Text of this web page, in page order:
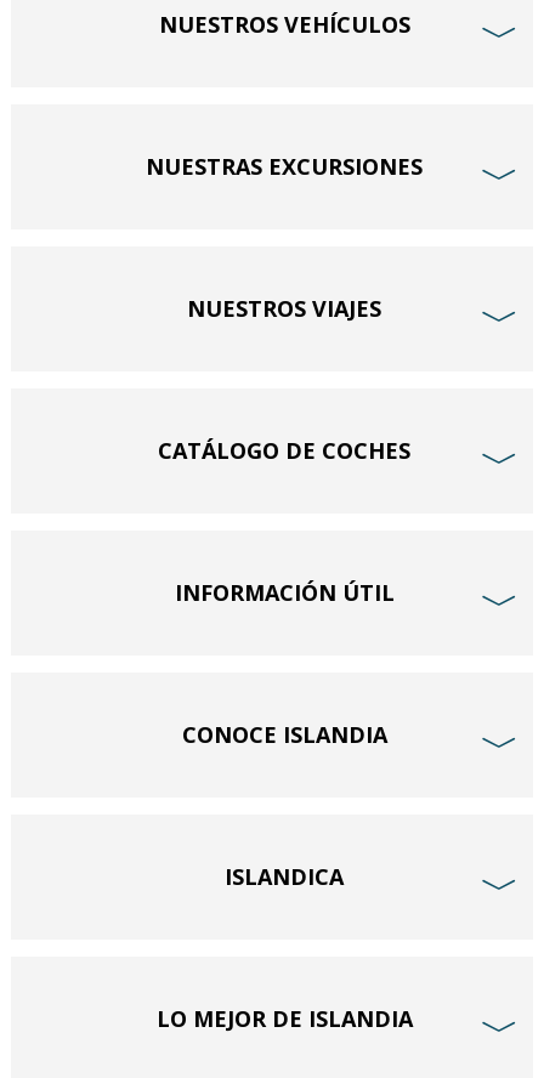
NUESTROS VEHÍCULOS ﹀
NUESTRAS EXCURSIONES ﹀
NUESTROS VIAJES ﹀
CATÁLOGO DE COCHES ﹀
INFORMACIÓN ÚTIL ﹀
CONOCE ISLANDIA ﹀
ISLANDICA ﹀
LO MEJOR DE ISLANDIA ﹀